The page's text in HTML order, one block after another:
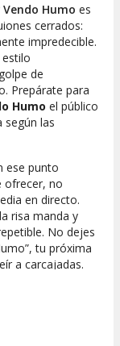
Vendo Humo es
cerrados:
impredecible.
de
Prepárate para
Humo el público
las
ese punto
ofrecer, no
en directo.
risa manda y
No dejes
tu próxima
a carcajadas.